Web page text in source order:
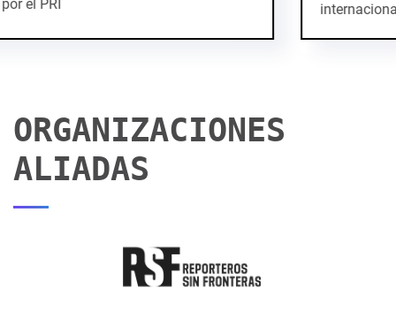
internacional...
ORGANIZACIONES
ALIADAS